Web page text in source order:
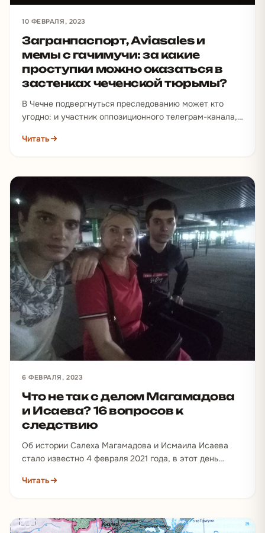
10 ФЕВРАЛЯ, 2023
Загранпаспорт, Aviasales и
мемы с гачимучи: за какие
проступки можно оказаться в
застенках чеченской тюрьмы?
В Чечне подвергнуться преследованию может кто
угодно: и участник оппозиционного телеграм-канала,
случайно попавшийся под руку…
Читать
6 ФЕВРАЛЯ, 2023
Что не так с делом Магамадова
и Исаева? 16 вопросов к
следствию
Об истории Салеха Магамадова и Исмаила Исаева
стало известно 4 февраля 2021 года, в этот день
Читать